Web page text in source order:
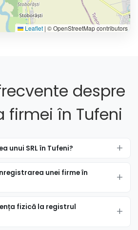
Leaflet | © OpenStreetMap contributors
despre
firmei în Tufeni
unui SRL în Tufeni?
unei firme în
fizică la registrul